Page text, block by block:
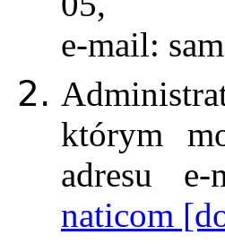
e-mail:
którym
adresu
naticom